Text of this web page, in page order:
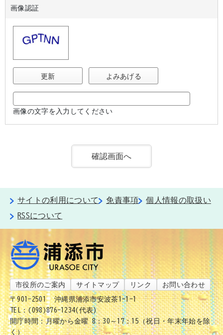
画像認証
更新 よみあげる
画像の文字を入力してください
サイトの利用について 免責事項
個人情報の取扱い
RSSについて
市役所のご案内 サイトマップ リンク お問い合わせ
〒901-2501
沖縄県浦添市安波茶1-1-1
TEL：(098)876-1234(代表)
開庁時間：月曜から金曜 8：30～17：15（祝日・年末年始を除
く）